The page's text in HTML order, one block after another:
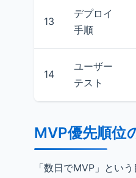
13
デプロイ
手順
14
ユーザー
テスト
MVP優先順位
「数日でMVP」とい